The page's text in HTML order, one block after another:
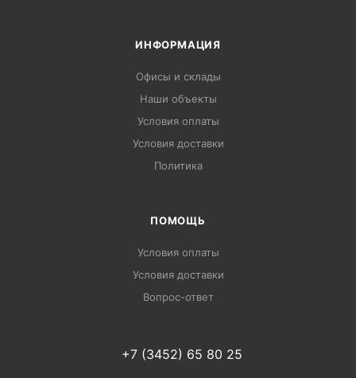
ИНФОРМАЦИЯ
Офисы и склады
Наши объекты
Условия оплаты
Условия доставки
Политика
ПОМОЩЬ
Условия оплаты
Условия доставки
Вопрос-ответ
+7 (3452) 65 80 25